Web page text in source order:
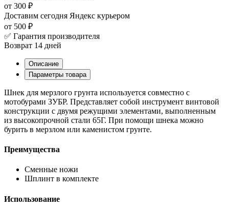
от 300 ₽
Доставим сегодня Яндекс курьером
от 500 ₽
✅ Гарантия производителя
Возврат 14 дней
Описание
Параметры товара
Шнек для мерзлого грунта используется совместно с
мотобурами ЗУБР. Представляет собой инструмент винтовой
конструкции с двумя режущими элементами, выполненным
из высокопрочной стали 65Г. При помощи шнека можно
бурить в мерзлом или каменистом грунте.
Преимущества
Сменные ножи
Шплинт в комплекте
Использование